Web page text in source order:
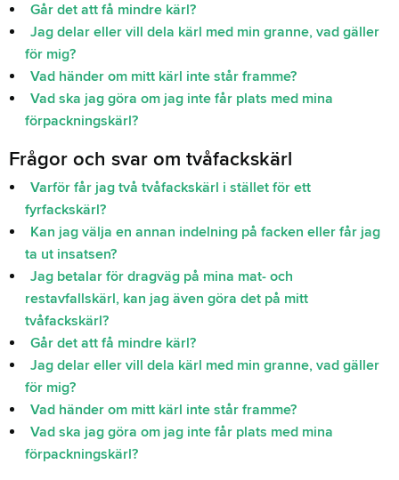
Går det att få mindre kärl?
Jag delar eller vill dela kärl med min granne, vad gäller
för mig?
Vad händer om mitt kärl inte står framme?
Vad ska jag göra om jag inte får plats med mina
förpackningskärl?
Frågor och svar om tvåfackskärl
Varför får jag två tvåfackskärl i stället för ett
fyrfackskärl?
Kan jag välja en annan indelning på facken eller får jag
ta ut insatsen?
Jag betalar för dragväg på mina mat- och
restavfallskärl, kan jag även göra det på mitt
tvåfackskärl?
Går det att få mindre kärl?
Jag delar eller vill dela kärl med min granne, vad gäller
för mig?
Vad händer om mitt kärl inte står framme?
Vad ska jag göra om jag inte får plats med mina
förpackningskärl?